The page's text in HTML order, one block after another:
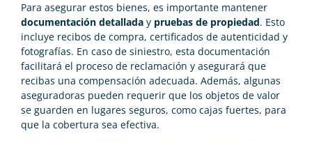
Para asegurar estos bienes, es importante mantener
documentación detallada y pruebas de propiedad. Esto
incluye recibos de compra, certificados de autenticidad y
fotografías. En caso de siniestro, esta documentación
facilitará el proceso de reclamación y asegurará que
recibas una compensación adecuada. Además, algunas
aseguradoras pueden requerir que los objetos de valor
se guarden en lugares seguros, como cajas fuertes, para
que la cobertura sea efectiva.